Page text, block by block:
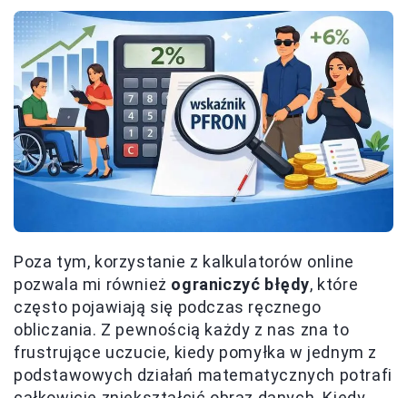
Poza tym, korzystanie z kalkulatorów online
pozwala mi również ograniczyć błędy, które
często pojawiają się podczas ręcznego
obliczania. Z pewnością każdy z nas zna to
frustrujące uczucie, kiedy pomyłka w jednym z
podstawowych działań matematycznych potrafi